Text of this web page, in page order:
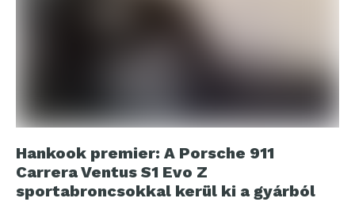
Hankook premier: A Porsche 911
Carrera Ventus S1 Evo Z
sportabroncsokkal kerül ki a gyárból